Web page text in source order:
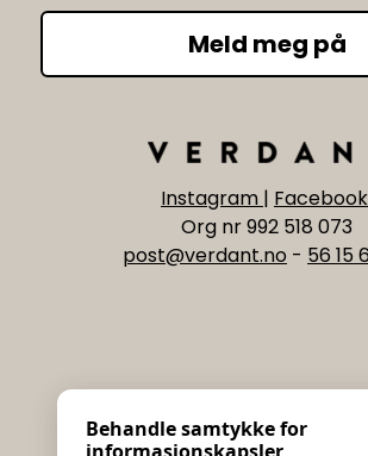
Meld meg på
Instagram | Facebook
Org nr 992 518 073
post@verdant.no - 56 15
Salgs &
Behandle samtykke for